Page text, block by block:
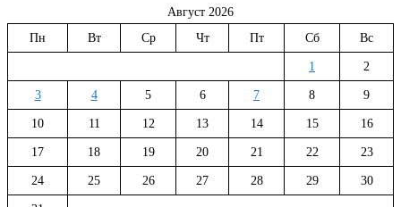
Август 2026
Пн
Вт Ср Чт Пт Сб Вс
1 2
3 4 5 6 7 8 9
10 11 12 13 14 15 16
17 18 19 20 21 22 23
24 25 26 27 28 29 30